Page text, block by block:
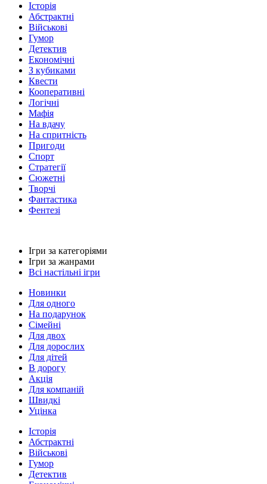
Історія
Абстрактні
Військові
Гумор
Детектив
Економічні
З кубиками
Квести
Кооперативні
Логічні
Мафія
На вдачу
На спритність
Пригоди
Спорт
Стратегії
Сюжетні
Творчі
Фантастика
Фентезі
Ігри за категоріями
Ігри за жанрами
Всі настільні ігри
Новинки
Для одного
На подарунок
Сімейні
Для двох
Для дорослих
Для дітей
В дорогу
Акція
Для компаній
Швидкі
Уцінка
Історія
Абстрактні
Військові
Гумор
Детектив